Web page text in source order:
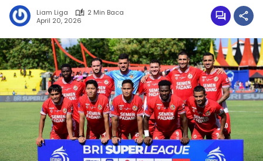
Liam Liga
2 Min Baca
April 20, 2026